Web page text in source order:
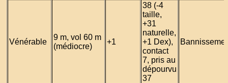
Vénérable
9 m, vol 60 m
(médiocre)
+1
38 (-4
taille,
+31
naturelle,
+1 Dex),
contact
7, pris au
dépourvu
37